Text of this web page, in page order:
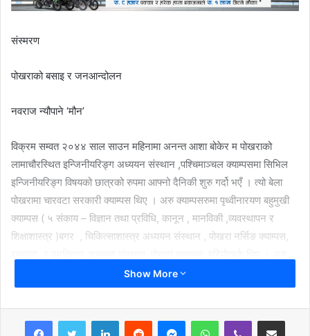
संस्मरण
पोखराको बसाइ र जनआन्दोलन
नवराज न्यौपाने ‘मौन’
विक्रम सम्वत २०४४ साल साउन महिनामा अनन्त आशा बोकेर म पोखराको
लामाचौरस्थित इन्जिनीयरिङ्ग अध्ययन संस्थान ,पश्चिमाञ्चल क्याम्पसमा सिभिल
इन्जिनीयरिङ्ग विषयको छात्रको रुपमा आफ्नो दैनिकी शुरु गर्दो भएँ । त्यो बेला
पोखरामा चारवटा सरकारी क्याम्पस थिए । अरु क्याम्पसरुमा पृथ्वीनारयण बहुमुखी
क्याम्पस ( ५ संकाय – विज्ञान तथा प्रविधि, कानून , मानविकी ,व्यवस्थापन र
शिक्षाशास्त्र )बगर , चिकित्साशास्त्र अध्ययन संस्थान , पोखरा नर्सिङ क्याम्पस,
क्याम्पसका विद्यार्थीहरु राजनीति कम पढाइ बढी गर्थे तर पृथ्वीनारायण क्याम्पसमा भने
पढाइ कम र राजनीति बढी हुने गर्दथ्यो । त्यसैले त्यहाँका विज्ञान संकायका
विद्यार्तीहरु मर्कामा परिरहेका हुन्थे ।
Show More